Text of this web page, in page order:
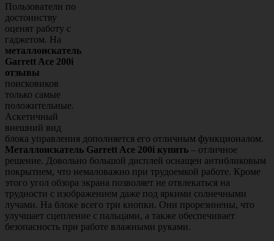
Пользователи по
достоинству
оценят работу с
гаджетом. На
металлоискатель
Garrett Ace 200i
отзывы
поисковиков
только самые
положительные.
Аскетичный
внешний вид
блока управления дополняется его отличным функционалом.
Металлоискатель Garrett Ace 200i купить – отличное
решение. Довольно большой дисплей оснащен антибликовым
покрытием, что немаловажно при трудоемкой работе. Кроме
этого угол обзора экрана позволяет не отвлекаться на
трудности с изображением даже под яркими солнечными
лучами. На блоке всего три кнопки. Они прорезинены, что
улучшает сцепление с пальцами, а также обеспечивает
безопасность при работе влажными руками.